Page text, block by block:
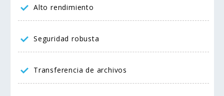
Alto rendimiento
Seguridad robusta
Transferencia de archivos